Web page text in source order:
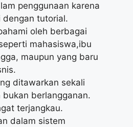
penggunaan karena
dengan tutorial.
oleh berbagai
mahasiswa,ibu
maupun yang baru
ditawarkan sekali
bukan berlangganan.
terjangkau.
dalam sistem